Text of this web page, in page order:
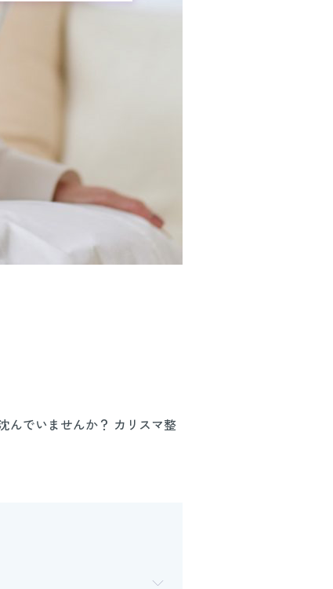
軽減 姿勢サポートチェアでおうち
んでいませんか？ カリスマ整